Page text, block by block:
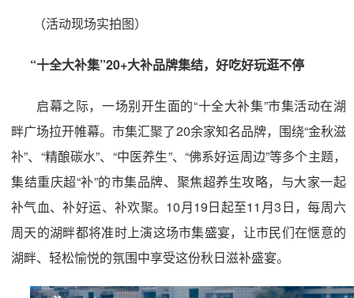
（活动现场实拍图）
“十全大补集”20+大补品牌集结，好吃好玩逛不停
启幕之际，一场别开生面的“十全大补集”市集活动在湖
畔广场拉开帷幕。市集汇聚了20余家知名品牌，围绕“金秋滋
补”、“精酿碳水”、“中医养生”、“佛系好运周边”等多个主题，
集结重庆超“补”的市集品牌、聚焦超养生攻略，与大家一起
补气血、补好运、补欢聚。10月19日起至11月3日，每周六
周天的湖畔都将准时上演这场市集盛宴，让市民们在惬意的
湖畔、轻松愉悦的氛围中享受这份秋日滋补盛宴。